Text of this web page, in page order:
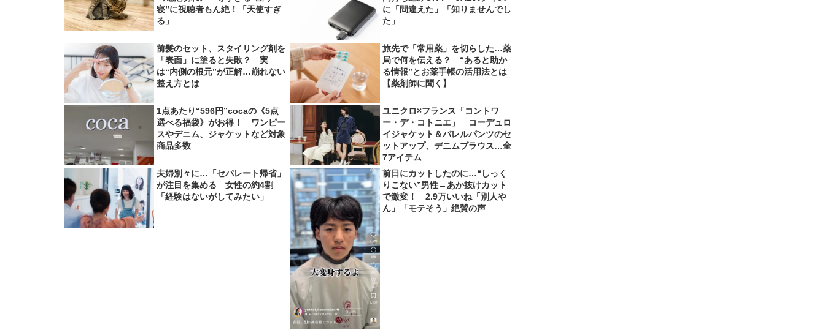
寝”に視聴者もん絶！「天使すぎ
る」
に「間違えた」「知りませんでし
た」
前髪のセット、スタイリング剤を
「表面」に塗ると失敗？ 実
は“内側の根元”が正解…崩れない
整え方とは
旅先で「常用薬」を切らした…薬
局で何を伝える？ “あると助か
る情報”とお薬手帳の活用法とは
【薬剤師に聞く】
1点あたり“596円”cocaの《5点
選べる福袋》がお得！ ワンピー
スやデニム、ジャケットなど対象
商品多数
ユニクロ×フランス「コントワ
ー・デ・コトニエ」 コーデュロ
イジャケット＆バレルパンツのセ
ットアップ、デニムブラウス…全
7アイテム
夫婦別々に…「セパレート帰省」
が注目を集める 女性の約4割
「経験はないがしてみたい」
前日にカットしたのに…“しっく
りこない”男性→あか抜けカット
で激変！ 2.9万いいね「別人や
ん」「モテそう」絶賛の声